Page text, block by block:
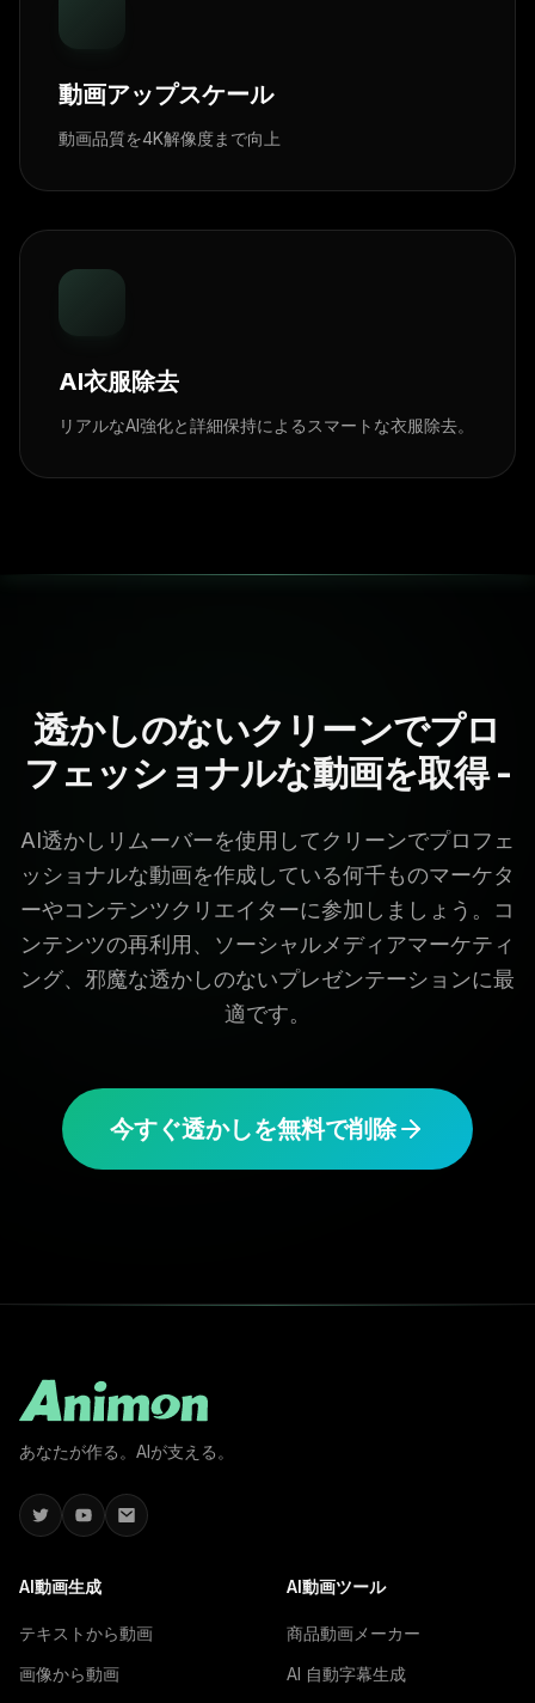
動画アップスケール
動画品質を4K解像度まで向上
AI衣服除去
リアルなAI強化と詳細保持によるスマートな衣服除去。
透かしのないクリーンでプロ
フェッショナルな動画を取得 -
AI透かしリムーバーを使用してクリーンでプロフェ
ッショナルな動画を作成している何千ものマーケタ
ーやコンテンツクリエイターに参加しましょう。コ
ンテンツの再利用、ソーシャルメディアマーケティ
ング、邪魔な透かしのないプレゼンテーションに最
適です。
今すぐ透かしを無料で削除
あなたが作る。AIが支える。
AI動画生成
テキストから動画
画像から動画
AI動画ツール
商品動画メーカー
AI 自動字幕生成